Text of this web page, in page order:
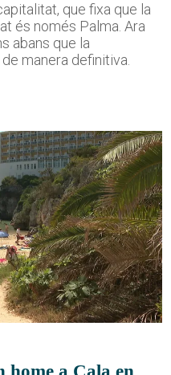
que fixa que la
és només Palma. Ara
abans que la
manera definitiva.